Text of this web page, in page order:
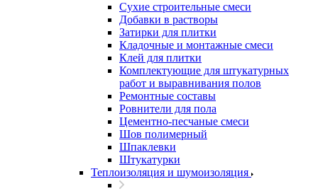
Сухие строительные смеси
Добавки в растворы
Затирки для плитки
Кладочные и монтажные смеси
Клей для плитки
Комплектующие для штукатурных
работ и выравнивания полов
Ремонтные составы
Ровнители для пола
Цементно-песчаные смеси
Шов полимерный
Шпаклевки
Штукатурки
Теплоизоляция и шумоизоляция